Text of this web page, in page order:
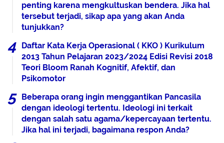
penting karena mengkultuskan bendera. Jika hal
tersebut terjadi, sikap apa yang akan Anda
tunjukkan?
Daftar Kata Kerja Operasional ( KKO ) Kurikulum
2013 Tahun Pelajaran 2023/2024 Edisi Revisi 2018
Teori Bloom Ranah Kognitif, Afektif, dan
Psikomotor
Beberapa orang ingin menggantikan Pancasila
dengan ideologi tertentu. Ideologi ini terkait
dengan salah satu agama/kepercayaan tertentu.
Jika hal ini terjadi, bagaimana respon Anda?